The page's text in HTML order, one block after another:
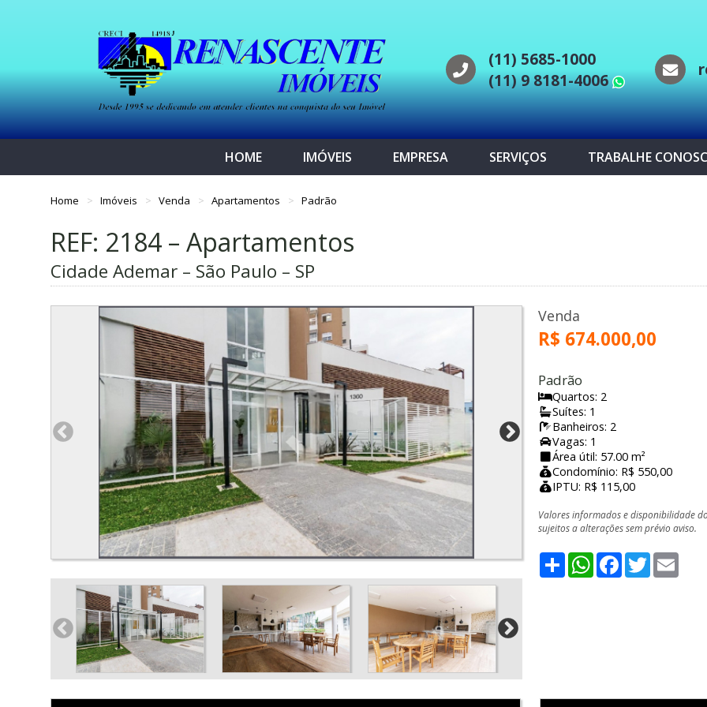
(11) 5685-1000
(11) 9 8181-4006
HOME IMÓVEIS EMPRESA SERVIÇOS TRABALHE
Home Imóveis Venda Apartamentos Padrão
REF: 2184 – Apartamentos
Cidade Ademar – São Paulo – SP
Venda
R$ 674.000,00
Padrão
Quartos: 2
Suítes: 1
Banheiros: 2
Vagas: 1
Área útil: 57.00 m²
Condomínio: R$ 550,00
IPTU: R$ 115,00
Valores informados e disponibilidade
sujeitos a alterações sem prévio aviso.
ShareWhatsApp
Facebook
Twitter